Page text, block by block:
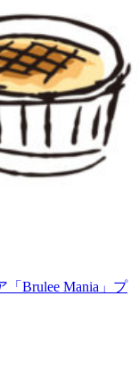
Brulee Mania」プ